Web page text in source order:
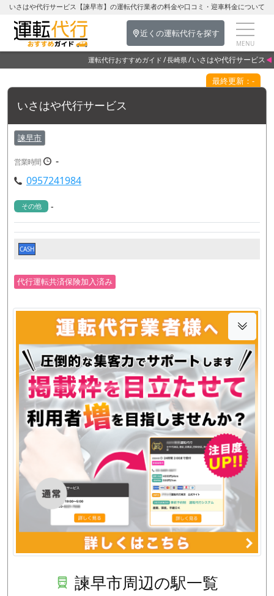
いさはや代行サービス【諫早市】の運転代行業者の料金や口コミ・迎車料金について
近くの運転代行を探す
運転代行おすすめガイド 長崎県 いさはや代行サービス
最終更新：-
いさはや代行サービス
諫早市
営業時間
-
0957241984
その他 -
CASH
代行運転共済保険加入済み
諫早市周辺の駅一覧